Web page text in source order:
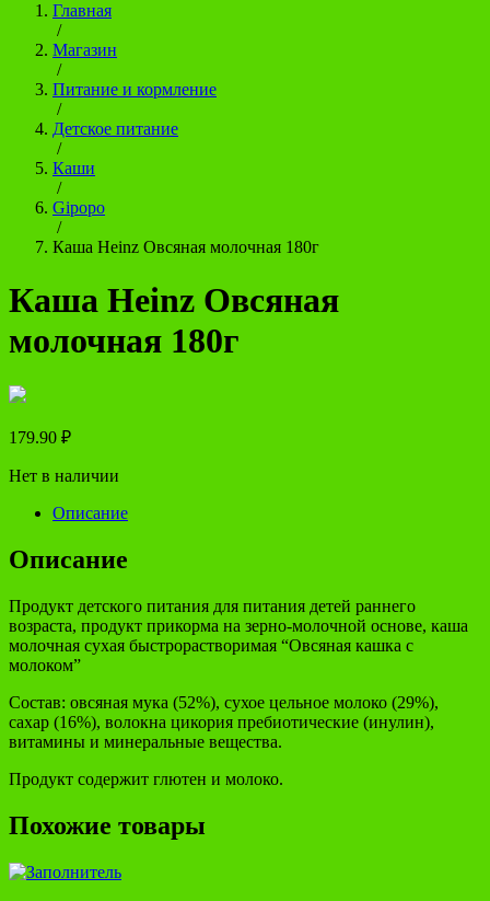
Главная
/
Магазин
/
Питание и кормление
/
Детское питание
/
Каши
/
Gipopo
/
Каша Heinz Овсяная молочная 180г
Каша Heinz Овсяная
молочная 180г
179.90 ₽
Нет в наличии
Описание
Описание
Продукт детского питания для питания детей раннего
возраста, продукт прикорма на зерно-молочной основе, каша
молочная сухая быстрорастворимая “Овсяная кашка с
молоком”
Состав: овсяная мука (52%), сухое цельное молоко (29%),
сахар (16%), волокна цикория пребиотические (инулин),
витамины и минеральные вещества.
Продукт содержит глютен и молоко.
Похожие товары